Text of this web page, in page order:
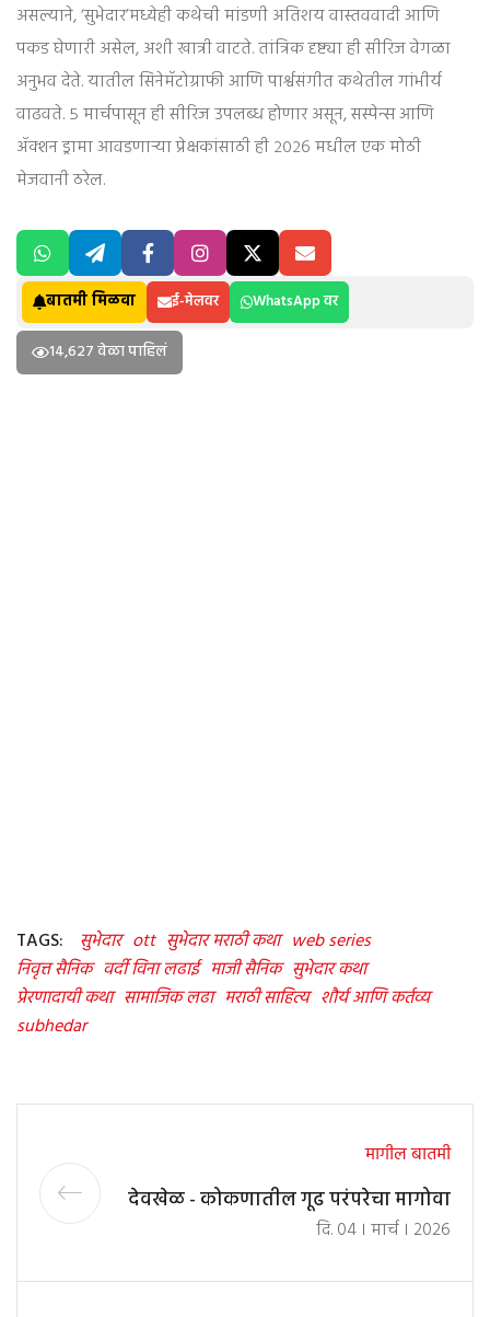
असल्याने, ‘सुभेदार’मध्येही कथेची मांडणी अतिशय वास्तववादी आणि
पकड घेणारी असेल, अशी खात्री वाटते. तांत्रिक दृष्ट्या ही सीरिज वेगळा
अनुभव देते. यातील सिनेमॅटोग्राफी आणि पार्श्वसंगीत कथेतील गांभीर्य
वाढवते. ५ मार्चपासून ही सीरिज उपलब्ध होणार असून, सस्पेन्स आणि
ॲक्शन ड्रामा आवडणाऱ्या प्रेक्षकांसाठी ही २०२६ मधील एक मोठी
मेजवानी ठरेल.
बातमी मिळवा ई-मेलवर WhatsApp वर
14,627 वेळा पाहिलं
TAGS: सुभेदार ott सुभेदार मराठी कथा web series
निवृत्त सैनिक वर्दी विना लढाई माजी सैनिक सुभेदार कथा
प्रेरणादायी कथा सामाजिक लढा मराठी साहित्य शौर्य आणि कर्तव्य
subhedar
मागील बातमी
देवखेळ - कोकणातील गूढ परंपरेचा मागोवा
दि. 04 । मार्च । 2026